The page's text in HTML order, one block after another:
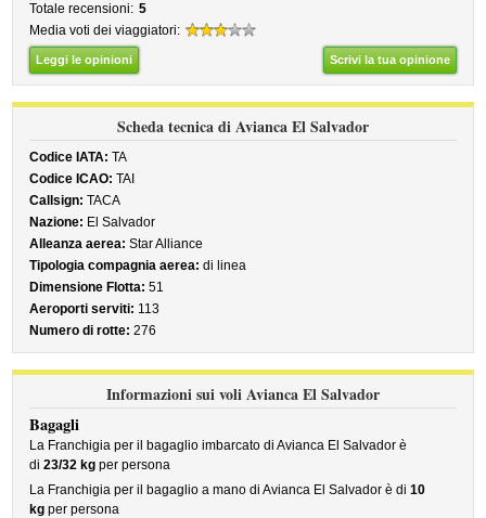
Totale recensioni: 5
Media voti dei viaggiatori:
Leggi le opinioni Scrivi la tua opinione
Scheda tecnica di Avianca El Salvador
Codice IATA: TA
Codice ICAO: TAI
Callsign: TACA
Nazione: El Salvador
Alleanza aerea: Star Alliance
Tipologia compagnia aerea: di linea
Dimensione Flotta: 51
Aeroporti serviti: 113
Numero di rotte: 276
Informazioni sui voli Avianca El Salvador
Bagagli
La Franchigia per il bagaglio imbarcato di Avianca El Salvador è
di23/32 kg per persona
La Franchigia per il bagaglio a mano di Avianca El Salvador è di10
kg per persona